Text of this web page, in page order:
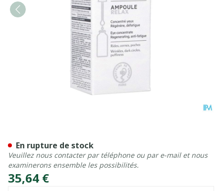
35,64 €
En rupture de stock
Veuillez nous contacter par téléphone ou par e-mail et nous
examinerons ensemble les possibilités.